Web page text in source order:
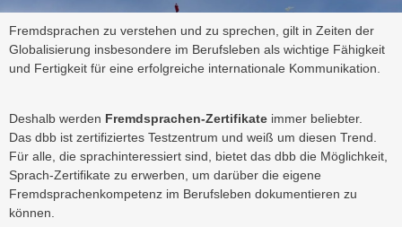
Fremdsprachen zu verstehen und zu sprechen, gilt in Zeiten der
Globalisierung insbesondere im Berufsleben als wichtige Fähigkeit
und Fertigkeit für eine erfolgreiche internationale Kommunikation.
Deshalb werden Fremdsprachen-Zertifikate immer beliebter.
Das dbb ist zertifiziertes Testzentrum und weiß um diesen Trend.
Für alle, die sprachinteressiert sind, bietet das dbb die Möglichkeit,
Sprach-Zertifikate zu erwerben, um darüber die eigene
Fremdsprachenkompetenz im Berufsleben dokumentieren zu
können.